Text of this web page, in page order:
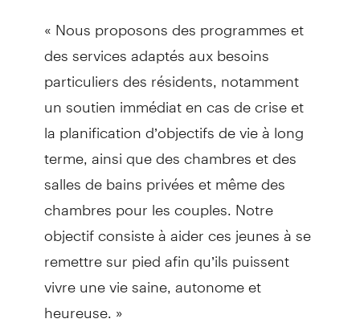
« Nous proposons des programmes et
des services adaptés aux besoins
particuliers des résidents, notamment
un soutien immédiat en cas de crise et
la planification d’objectifs de vie à long
terme, ainsi que des chambres et des
salles de bains privées et même des
chambres pour les couples. Notre
objectif consiste à aider ces jeunes à se
remettre sur pied afin qu’ils puissent
vivre une vie saine, autonome et
heureuse. »